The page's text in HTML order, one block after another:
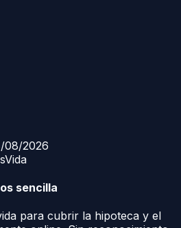
08/2026
Vida
sencilla
para cubrir la hipoteca y el